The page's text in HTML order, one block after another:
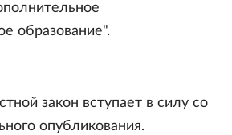
образование".
закон вступает в силу со
опубликования.